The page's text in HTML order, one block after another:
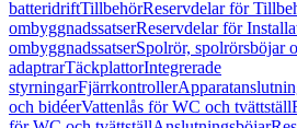
batteridriftTillbehörReservdelar för
ombyggnadssatserReservdelar för
ombyggnadssatserSpolrör, spolrörsböjar
adaptrarTäckplattorIntegrerade
styrningarFjärrkontroller
och bidéerVattenlås för WC och tvättställ